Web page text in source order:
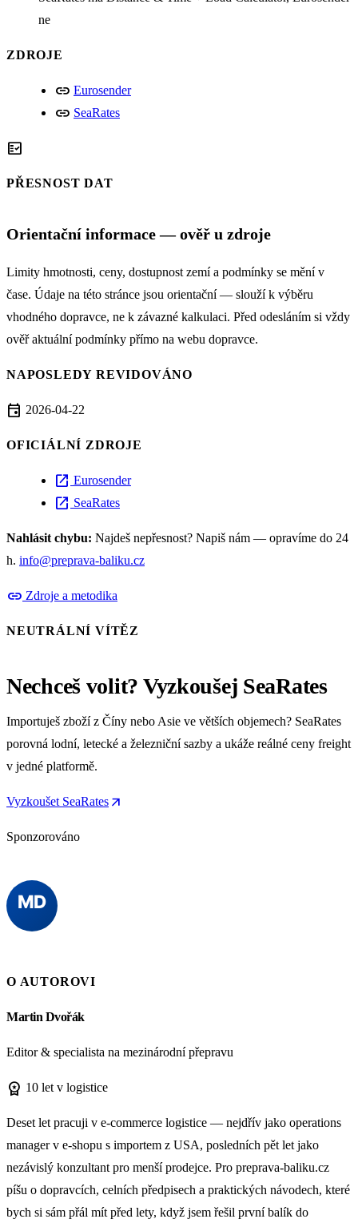
ne
ZDROJE
link Eurosender
link SeaRates
fact_check
PŘESNOST DAT
Orientační informace — ověř u zdroje
Limity hmotnosti, ceny, dostupnost zemí a podmínky se mění v
čase. Údaje na této stránce jsou orientační — slouží k výběru
vhodného dopravce, ne k závazné kalkulaci. Před odesláním si vždy
ověř aktuální podmínky přímo na webu dopravce.
NAPOSLEDY REVIDOVÁNO
event 2026-04-22
OFICIÁLNÍ ZDROJE
open_in_new Eurosender
open_in_new SeaRates
Nahlásit chybu: Najdeš nepřesnost? Napiš nám — opravíme do 24
h. info@preprava-baliku.cz
link Zdroje a metodika
NEUTRÁLNÍ VÍTĚZ
Nechceš volit? Vyzkoušej SeaRates
Importuješ zboží z Číny nebo Asie ve větších objemech? SeaRates
porovná lodní, letecké a železniční sazby a ukáže reálné ceny freight
v jedné platformě.
Vyzkoušet SeaRates arrow_outward
Sponzorováno
O AUTOROVI
Martin Dvořák
Editor & specialista na mezinárodní přepravu
workspace_premium 10 let v logistice
Deset let pracuji v e-commerce logistice — nejdřív jako operations
manager v e-shopu s importem z USA, posledních pět let jako
nezávislý konzultant pro menší prodejce. Pro preprava-baliku.cz
píšu o dopravcích, celních předpisech a praktických návodech, které
bych si sám přál mít před lety, když jsem řešil první balík do